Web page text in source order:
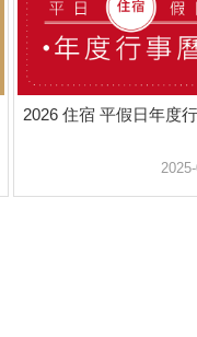
2026 住宿 平假日年度